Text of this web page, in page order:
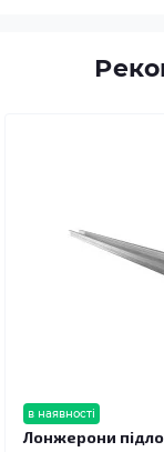
в наявності
Лонжерони